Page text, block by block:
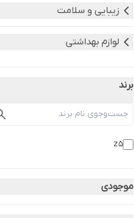
زیبایی و سلامت
لوازم بهداشتی
برند
z5
موجودی